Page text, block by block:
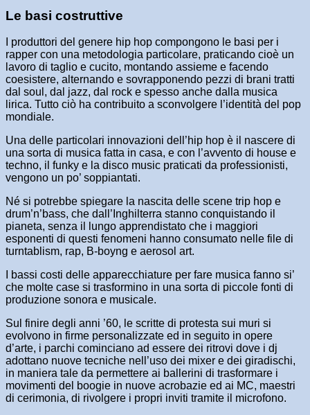
Le basi costruttive
I produttori del genere hip hop compongono le basi per i
rapper con una metodologia particolare, praticando cioè un
lavoro di taglio e cucito, montando assieme e facendo
coesistere, alternando e sovrapponendo pezzi di brani tratti
dal soul, dal jazz, dal rock e spesso anche dalla musica
lirica. Tutto ciò ha contribuito a sconvolgere l’identità del pop
mondiale.
Una delle particolari innovazioni dell’hip hop è il nascere di
una sorta di musica fatta in casa, e con l’avvento di house e
techno, il funky e la disco music praticati da professionisti,
vengono un po’ soppiantati.
Né si potrebbe spiegare la nascita delle scene trip hop e
drum’n’bass, che dall’Inghilterra stanno conquistando il
pianeta, senza il lungo apprendistato che i maggiori
esponenti di questi fenomeni hanno consumato nelle file di
turntablism, rap, B-boyng e aerosol art.
I bassi costi delle apparecchiature per fare musica fanno si’
che molte case si trasformino in una sorta di piccole fonti di
produzione sonora e musicale.
Sul finire degli anni ’60, le scritte di protesta sui muri si
evolvono in firme personalizzate ed in seguito in opere
d’arte, i parchi cominciano ad essere dei ritrovi dove i dj
adottano nuove tecniche nell’uso dei mixer e dei giradischi,
in maniera tale da permettere ai ballerini di trasformare i
movimenti del boogie in nuove acrobazie ed ai MC, maestri
di cerimonia, di rivolgere i propri inviti tramite il microfono.